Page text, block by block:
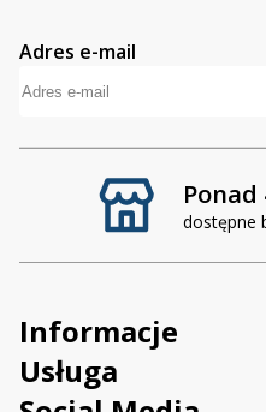
dostępne
Adres e-mail
Informacje
Usługa